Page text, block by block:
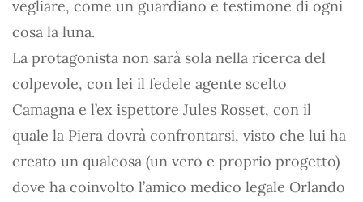
vegliare, come un guardiano e testimone di ogni
cosa la luna.
La protagonista non sarà sola nella ricerca del
colpevole, con lei il fedele agente scelto
Camagna e l’ex ispettore Jules Rosset, con il
quale la Piera dovrà confrontarsi, visto che lui ha
creato un qualcosa (un vero e proprio progetto)
dove ha coinvolto l’amico medico legale Orlando